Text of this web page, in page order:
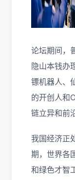
论坛期间，
隐山本钱办
镖机器人、
的开创人和
链立异和前
我国经济正
期，世界各
和绿色才智